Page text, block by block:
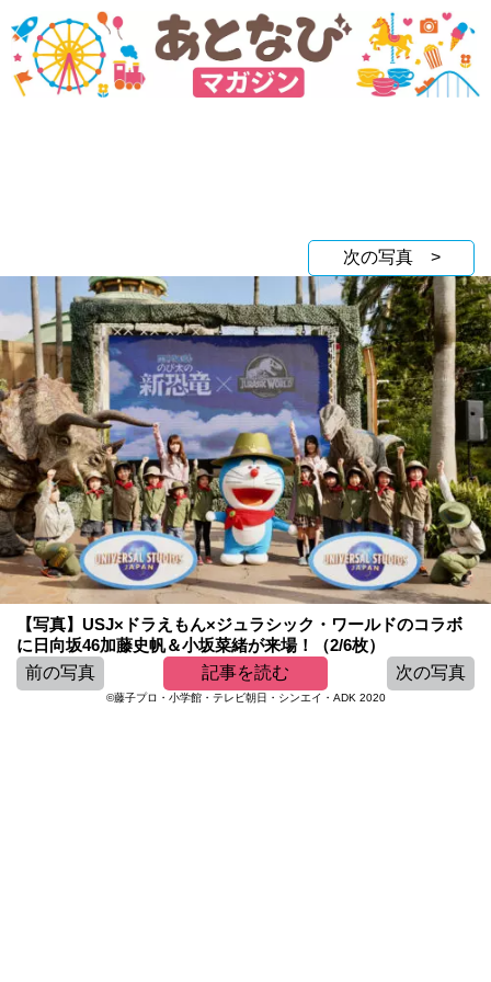
次の写真 >
【写真】USJ×ドラえもん×ジュラシック・ワールドのコラボ
に日向坂46加藤史帆＆小坂菜緒が来場！（2/6枚）
前の写真
記事を読む 次の写真
©藤子プロ・小学館・テレビ朝日・シンエイ・ADK 2020